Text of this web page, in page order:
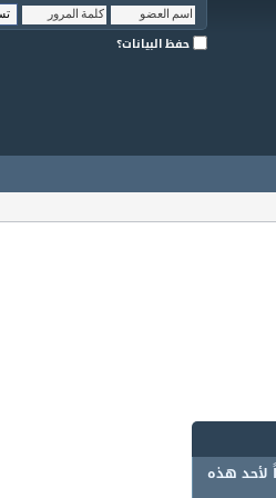
حفظ البيانات؟
لأحد هذه